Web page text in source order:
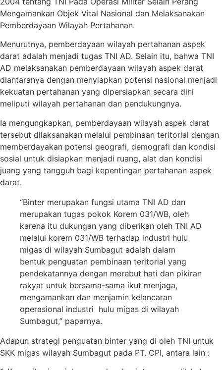
Mengamankan Objek Vital Nasional dan Melaksanakan
Pemberdayaan Wilayah Pertahanan.
Menurutnya, pemberdayaan wilayah pertahanan aspek
darat adalah menjadi tugas TNI AD. Selain itu, bahwa TNI
AD melaksanakan pemberdayaan wilayah aspek darat
diantaranya dengan menyiapkan potensi nasional menjadi
kekuatan pertahanan yang dipersiapkan secara dini
meliputi wilayah pertahanan dan pendukungnya.
Ia mengungkapkan, pemberdayaan wilayah aspek darat
tersebut dilaksanakan melalui pembinaan teritorial dengan
memberdayakan potensi geografi, demografi dan kondisi
sosial untuk disiapkan menjadi ruang, alat dan kondisi
juang yang tangguh bagi kepentingan pertahanan aspek
darat.
“Binter merupakan fungsi utama TNI AD dan
merupakan tugas pokok Korem 031/WB, oleh
karena itu dukungan yang diberikan oleh TNI AD
melalui korem 031/WB terhadap industri hulu
migas di wilayah Sumbagut adalah dalam
bentuk penguatan pembinaan teritorial yang
pendekatannya dengan merebut hati dan pikiran
rakyat untuk bersama-sama ikut menjaga,
mengamankan dan menjamin kelancaran
operasional industri hulu migas di wilayah
Sumbagut,” paparnya.
Adapun strategi penguatan binter yang di oleh TNI untuk
SKK migas wilayah Sumbagut pada PT. CPI, antara lain :